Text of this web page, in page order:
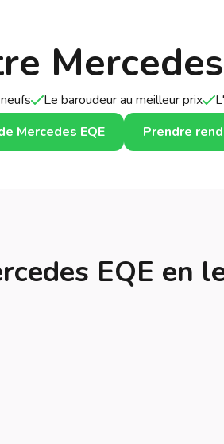
Le baroudeur au meilleur prix
Mercedes EQE
Prendre
EQE en